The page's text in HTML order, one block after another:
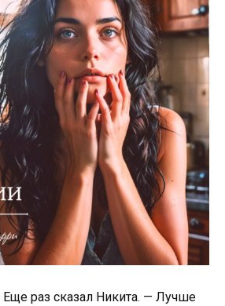
раз сказал Никита. — Лучше